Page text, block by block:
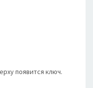
появится ключ.